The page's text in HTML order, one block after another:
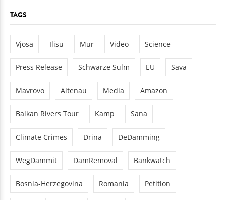
TAGS
Vjosa Ilisu Mur Video Science
Press Release Schwarze Sulm EU Sava
Mavrovo Altenau Media Amazon
Balkan Rivers Tour Kamp Sana
Climate Crimes Drina DeDamming
WegDammit DamRemoval Bankwatch
Bosnia-Herzegovina Romania Petition